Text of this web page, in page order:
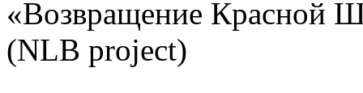
«Возвращение Красной
(NLB project)